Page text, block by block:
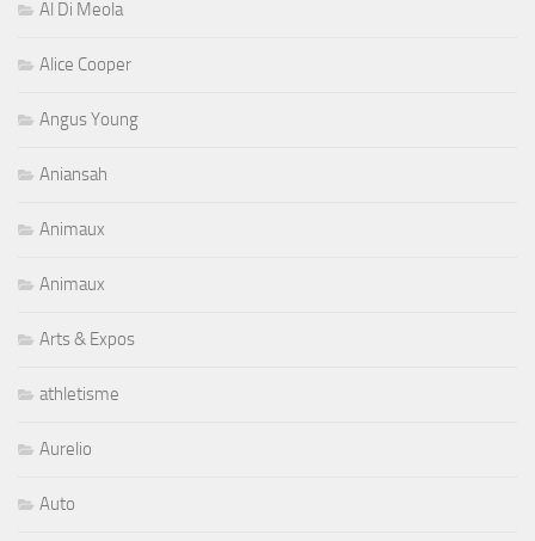
Al Di Meola
Alice Cooper
Angus Young
Aniansah
Animaux
Animaux
Arts & Expos
athletisme
Aurelio
Auto